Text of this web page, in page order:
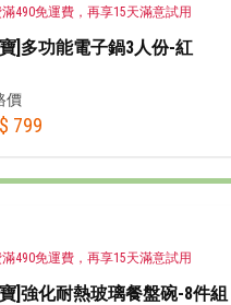
490免運費，再享15天滿意試用
]多功能電子鍋3人份-紅
價
799
490免運費，再享15天滿意試用
]強化耐熱玻璃餐盤碗-8件組